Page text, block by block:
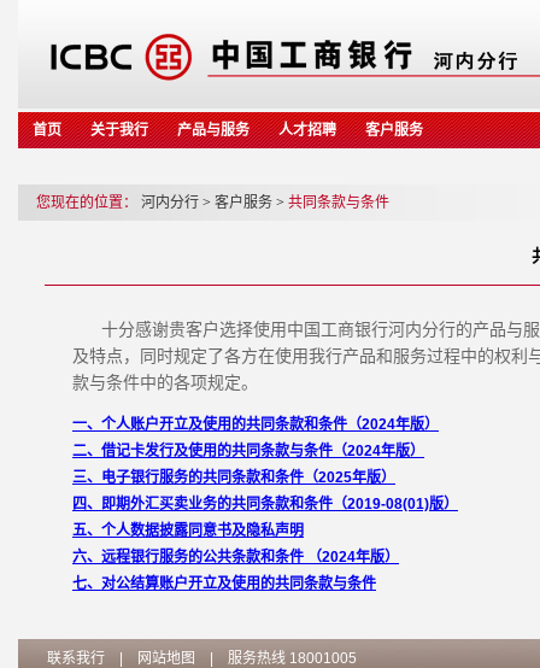
首页 关于我行 产品与服务 人才招聘 客户服务
您现在的位置： 河内分行 > 客户服务 > 共同条款与条件
十分感谢贵客户选择使用中国工商银行河内分行的产品与
及特点，同时规定了各方在使用我行产品和服务过程中的权
款与条件中的各项规定。
一、个人账户开立及使用的共同条款和条件（2024年版）
二、借记卡发行及使用的共同条款与条件（2024年版）
三、电子银行服务的共同条款和条件（2025年版）
四、即期外汇买卖业务的共同条款和条件（2019-08(01)版）
五、个人数据披露同意书及隐私声明
六、远程银行服务的公共条款和条件 （2024年版）
七、对公结算账户开立及使用的共同条款与条件
联系我行 网站地图 | 服务热线 18001005